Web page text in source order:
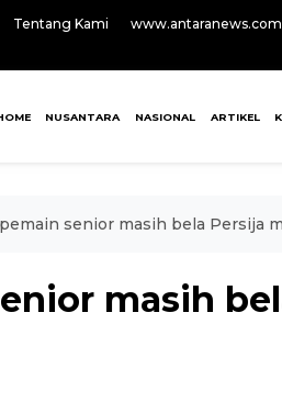
Tentang Kami www.antaranews.com
NUSANTARA NASIONAL ARTIKEL
senior masih bela Persija
masih